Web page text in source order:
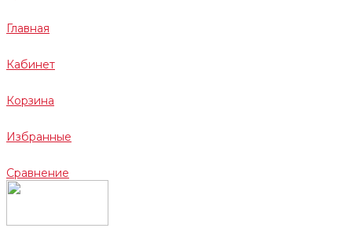
Главная
Кабинет
Корзина
Избранные
Сравнение